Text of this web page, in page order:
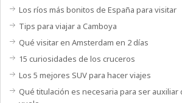
Los ríos más bonitos de España para visitar
Tips para viajar a Camboya
Qué visitar en Amsterdam en 2 días
15 curiosidades de los cruceros
Los 5 mejores SUV para hacer viajes
Qué titulación es necesaria para ser auxiliar